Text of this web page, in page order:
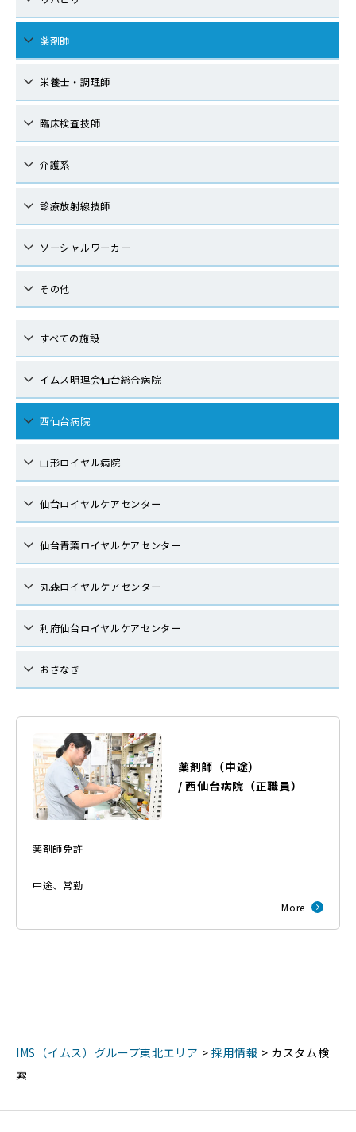
薬剤師
栄養士・調理師
臨床検査技師
介護系
診療放射線技師
ソーシャルワーカー
その他
すべての施設
イムス明理会仙台総合病院
西仙台病院
山形ロイヤル病院
仙台ロイヤルケアセンター
仙台青葉ロイヤルケアセンター
丸森ロイヤルケアセンター
利府仙台ロイヤルケアセンター
おさなぎ
薬剤師（中途）
/西仙台病院 （正職員）
薬剤師免許
中途、 常勤
More
IMS（イムス）グループ東北エリア >採用情報 > カスタム検
索